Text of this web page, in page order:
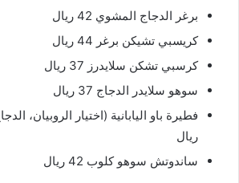
برغر الدجاج المشوي 42 ريال
كريسبي تشيكن برغر 44 ريال
كرسبي تشكن سلايدرز 37 ريال
سوهو سلايدر الدجاج 37 ريال
ريال
ساندوتش سوهو كلوب 42 ريال